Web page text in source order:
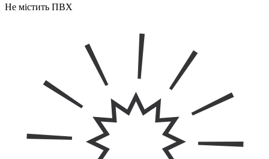
Не містить ПВХ